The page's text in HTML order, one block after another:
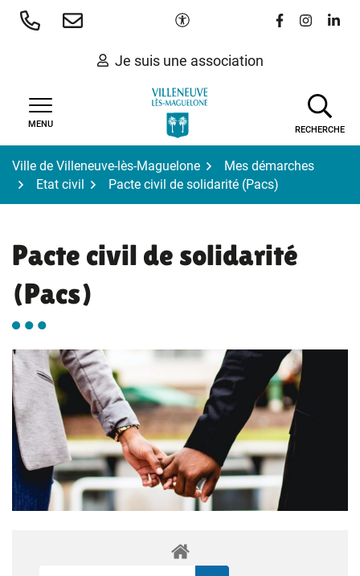
Aller
Paramètres d'accessibilité
Lien vers le
Lien vers
Lien
Je suis une association
MENU
RECHERCHE
Ville de Villeneuve-lès-Maguelone
Mes démarches
Etat civil
Pacte civil de solidarité (Pacs)
Pacte civil de solidarité
(Pacs)